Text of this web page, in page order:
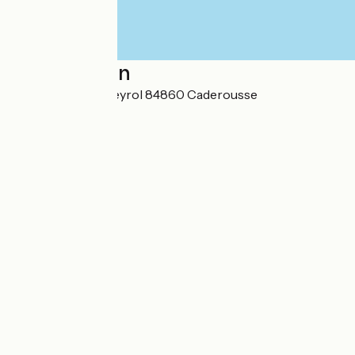
Localisation
217 route de Rameyrol 84860 Caderousse